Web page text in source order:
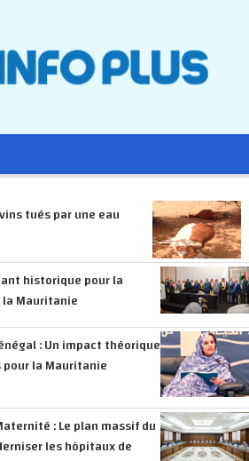
tués par une eau
historique pour la
Mauritanie
: Un impact théorique
la Mauritanie
: Le plan massif du
les hôpitaux de